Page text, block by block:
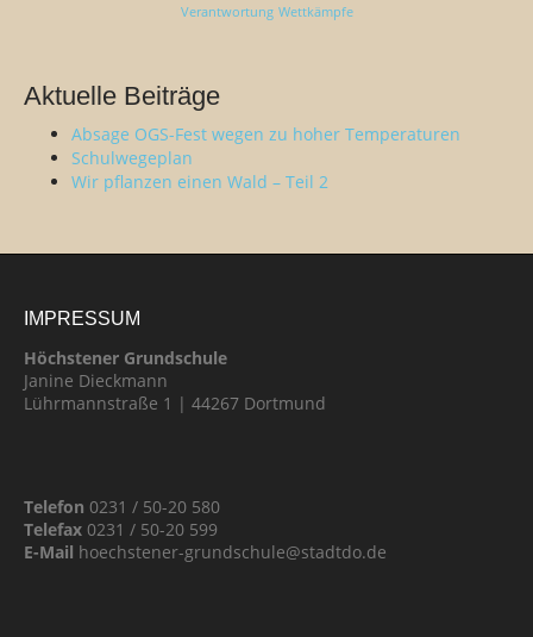
Verantwortung Wettkämpfe
Aktuelle Beiträge
Absage OGS-Fest wegen zu hoher Temperaturen
Schulwegeplan
Wir pflanzen einen Wald – Teil 2
IMPRESSUM
Höchstener Grundschule
Janine Dieckmann
Lührmannstraße 1 | 44267 Dortmund
Telefon 0231 / 50-20 580
Telefax 0231 / 50-20 599
E-Mail hoechstener-grundschule@stadtdo.de